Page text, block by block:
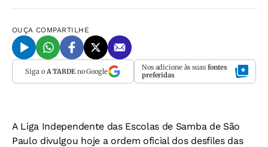
OUÇA COMPARTILHE
Siga o A TARDEno Google Nos adicione às suas fontes
preferidas
A Liga Independente das Escolas de Samba de São
Paulo divulgou hoje a ordem oficial dos desfiles das